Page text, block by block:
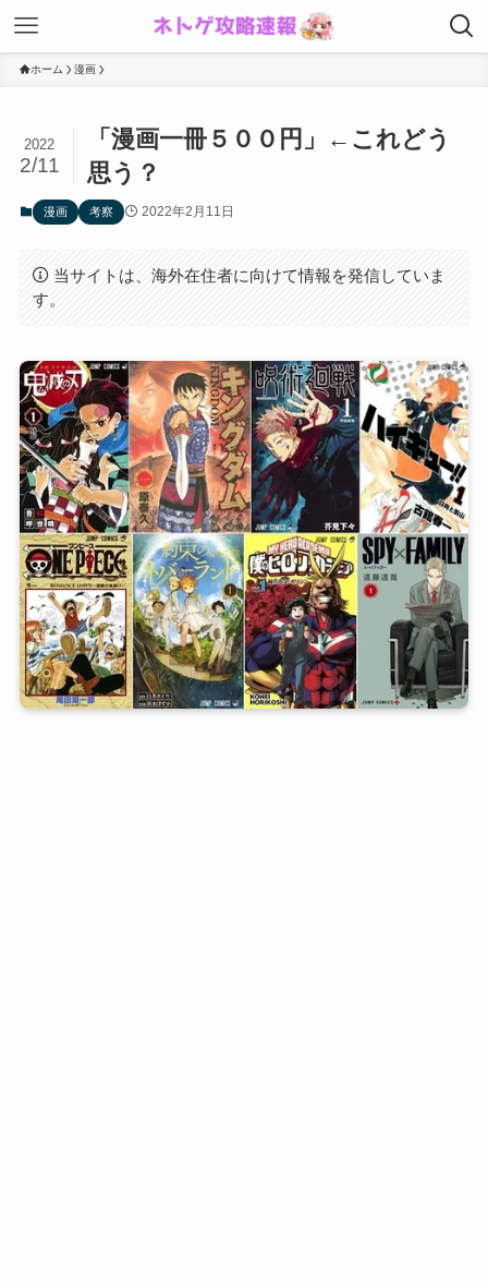
ホーム 漫画
「漫画一冊５００円」←これどう
思う？
2022
2/11
漫画 考察 2022年2月11日
当サイトは、海外在住者に向けて情報を発信していま
す。